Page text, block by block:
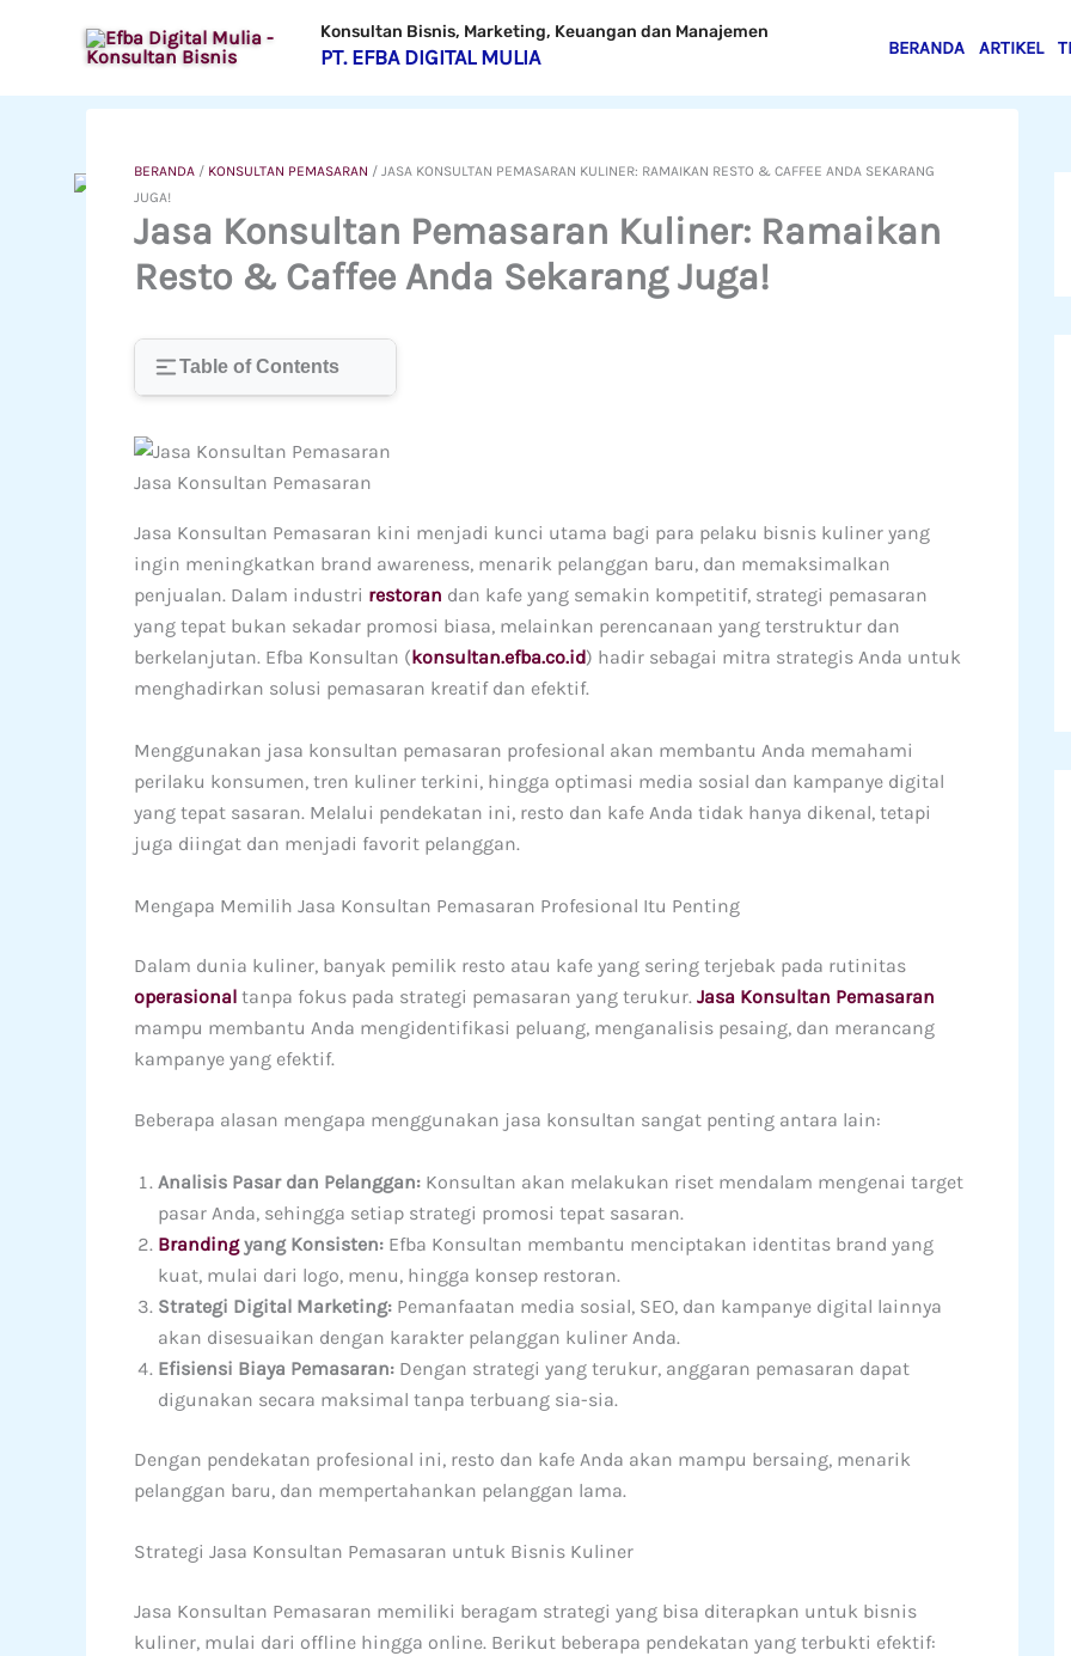
Konsultan Bisnis, Marketing, Keuangan dan Manajemen
PT. EFBA DIGITAL MULIA BERANDA ARTIKEL
BERANDA / KONSULTAN PEMASARAN / JASA KONSULTAN PEMASARAN KULINER: RAMAIKAN RESTO & CAFFEE ANDA SEKARANG
JUGA!
Jasa Konsultan Pemasaran Kuliner: Ramaikan
Resto & Caffee Anda Sekarang Juga!
Table of Contents
Jasa Konsultan Pemasaran
Jasa Konsultan Pemasaran kini menjadi kunci utama bagi para pelaku bisnis kuliner yang
ingin meningkatkan brand awareness, menarik pelanggan baru, dan memaksimalkan
penjualan. Dalam industri restoran dan kafe yang semakin kompetitif, strategi pemasaran
yang tepat bukan sekadar promosi biasa, melainkan perencanaan yang terstruktur dan
berkelanjutan. Efba Konsultan (konsultan.efba.co.id) hadir sebagai mitra strategis Anda untuk
menghadirkan solusi pemasaran kreatif dan efektif.
Menggunakan jasa konsultan pemasaran profesional akan membantu Anda memahami
perilaku konsumen, tren kuliner terkini, hingga optimasi media sosial dan kampanye digital
yang tepat sasaran. Melalui pendekatan ini, resto dan kafe Anda tidak hanya dikenal, tetapi
juga diingat dan menjadi favorit pelanggan.
Mengapa Memilih Jasa Konsultan Pemasaran Profesional Itu Penting
Dalam dunia kuliner, banyak pemilik resto atau kafe yang sering terjebak pada rutinitas
operasional tanpa fokus pada strategi pemasaran yang terukur. Jasa Konsultan Pemasaran
mampu membantu Anda mengidentifikasi peluang, menganalisis pesaing, dan merancang
kampanye yang efektif.
Beberapa alasan mengapa menggunakan jasa konsultan sangat penting antara lain:
Analisis Pasar dan Pelanggan: Konsultan akan melakukan riset mendalam mengenai target
pasar Anda, sehingga setiap strategi promosi tepat sasaran.
Brandingyang Konsisten: Efba Konsultan membantu menciptakan identitas brand yang
kuat, mulai dari logo, menu, hingga konsep restoran.
Strategi Digital Marketing: Pemanfaatan media sosial, SEO, dan kampanye digital lainnya
akan disesuaikan dengan karakter pelanggan kuliner Anda.
Efisiensi Biaya Pemasaran: Dengan strategi yang terukur, anggaran pemasaran dapat
digunakan secara maksimal tanpa terbuang sia-sia.
Dengan pendekatan profesional ini, resto dan kafe Anda akan mampu bersaing, menarik
pelanggan baru, dan mempertahankan pelanggan lama.
Strategi Jasa Konsultan Pemasaran untuk Bisnis Kuliner
Jasa Konsultan Pemasaran memiliki beragam strategi yang bisa diterapkan untuk bisnis
kuliner, mulai dari offline hingga online. Berikut beberapa pendekatan yang terbukti efektif: